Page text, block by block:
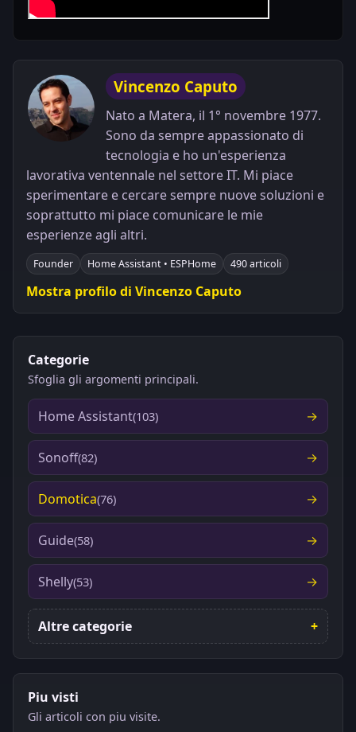
Vincenzo Caputo
Nato a Matera, il 1° novembre 1977.
Sono da sempre appassionato di
tecnologia e ho un'esperienza
lavorativa ventennale nel settore IT. Mi piace
sperimentare e cercare sempre nuove soluzioni e
soprattutto mi piace comunicare le mie
esperienze agli altri.
Founder Home Assistant • ESPHome 490 articoli
Mostra profilo di Vincenzo Caputo
Categorie
Sfoglia gli argomenti principali.
Home Assistant(103)
Sonoff(82)
Domotica(76)
Guide(58)
Shelly(53)
Altre categorie
Piu visti
Gli articoli con piu visite.